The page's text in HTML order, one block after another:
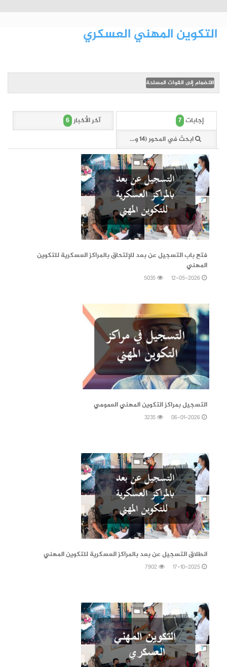
التكوين المهني العسكري
الانضمام إلى القوات المسلحة
إجابات 7 آخر الأخبار 6
ابحث في المحور (14 وثيقة)
12-05-2026
فتح باب التسجيل عن بعد للإلتحاق بالمراكز العسكرية للتكوين
المهني
06-01-2026
التسجيل بمراكز التكوين المهني العمومي
17-10-2025
انطلاق التسجيل عن بعد بالمراكز العسكرية للتكوين المهني